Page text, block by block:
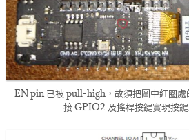
EN pin 已被 pull-high，故須把圖中紅圈處
接 GPIO2 及搖桿按鍵實現按鍵